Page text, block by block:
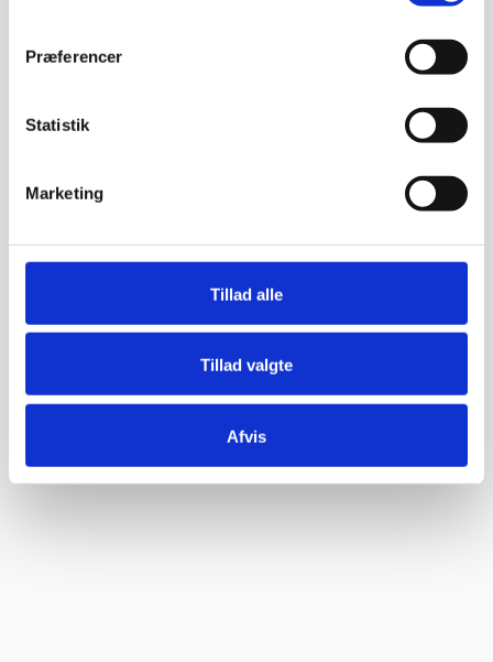
Præferencer
Statistik
Marketing
Tillad alle
Tillad valgte
Afvis